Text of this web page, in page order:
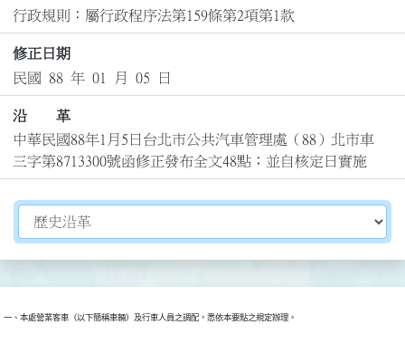
行政規則：屬行政程序法第159條第2項第1款
修正日期
民國 88 年 01 月 05 日
沿 革
中華民國88年1月5日台北市公共汽車管理處（88）北市車
三字第8713300號函修正發布全文48點；並自核定日實施
切換選擇法規資訊內容
一、本處營業客車（以下簡稱車輛）及行車人員之調配，悉依本要點之規定辦理。